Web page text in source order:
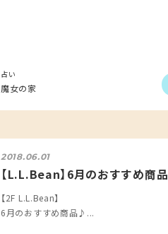
占い
魔女の家
2018.06.01
【L.L.Bean】6月のおすすめ商品
【2F L.L.Bean】
6月のおすすめ商品♪...